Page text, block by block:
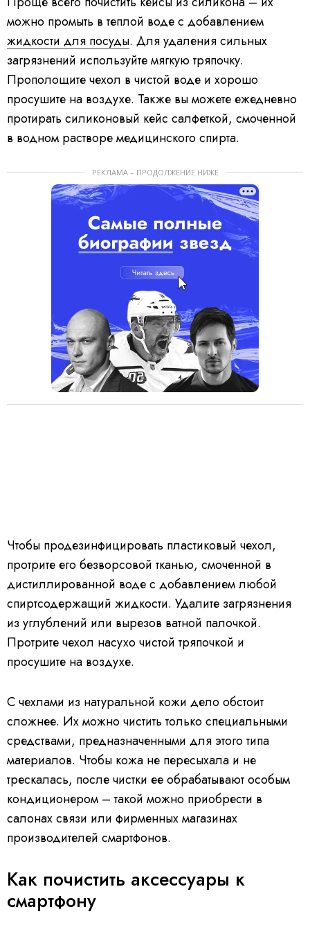
можно промыть в теплой воде с добавлением
жидкости для посуды. Для удаления сильных
загрязнений используйте мягкую тряпочку.
Прополощите чехол в чистой воде и хорошо
просушите на воздухе. Также вы можете ежедневно
протирать силиконовый кейс салфеткой, смоченной
в водном растворе медицинского спирта.
РЕКЛАМА – ПРОДОЛЖЕНИЕ НИЖЕ
Чтобы продезинфицировать пластиковый чехол,
протрите его безворсовой тканью, смоченной в
дистиллированной воде с добавлением любой
спиртсодержащий жидкости. Удалите загрязнения
из углублений или вырезов ватной палочкой.
Протрите чехол насухо чистой тряпочкой и
просушите на воздухе.
С чехлами из натуральной кожи дело обстоит
сложнее. Их можно чистить только специальными
средствами, предназначенными для этого типа
материалов. Чтобы кожа не пересыхала и не
трескалась, после чистки ее обрабатывают особым
кондиционером – такой можно приобрести в
салонах связи или фирменных магазинах
производителей смартфонов.
Как почистить аксессуары к
смартфону